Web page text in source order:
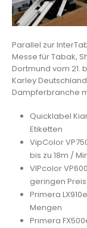
Parallel zur
Messe für Tabak,
Dortmund vom 21.
Karley
Dampferbranche
Quicklabel
Etiketten
VipColor
bis zu 18m /
VIPcolor
geringen Preis
Primera
Mengen
Primera